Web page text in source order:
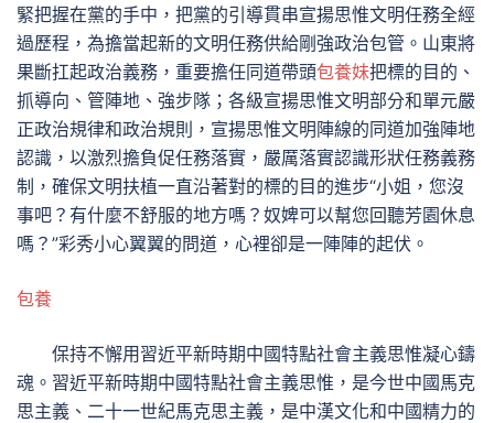
緊把握在黨的手中，把黨的引導貫串宣揚思惟文明任務全經
過歷程，為擔當起新的文明任務供給剛強政治包管。山東將
果斷扛起政治義務，重要擔任同道帶頭包養妹把標的目的、
抓導向、管陣地、強步隊；各級宣揚思惟文明部分和單元嚴
正政治規律和政治規則，宣揚思惟文明陣線的同道加強陣地
認識，以激烈擔負促任務落實，嚴厲落實認識形狀任務義務
制，確保文明扶植一直沿著對的標的目的進步“小姐，您沒
事吧？有什麼不舒服的地方嗎？奴婢可以幫您回聽芳園休息
嗎？”彩秀小心翼翼的問道，心裡卻是一陣陣的起伏。
包養
保持不懈用習近平新時期中國特點社會主義思惟凝心鑄
魂。習近平新時期中國特點社會主義思惟，是今世中國馬克
思主義、二十一世紀馬克思主義，是中漢文化和中國精力的